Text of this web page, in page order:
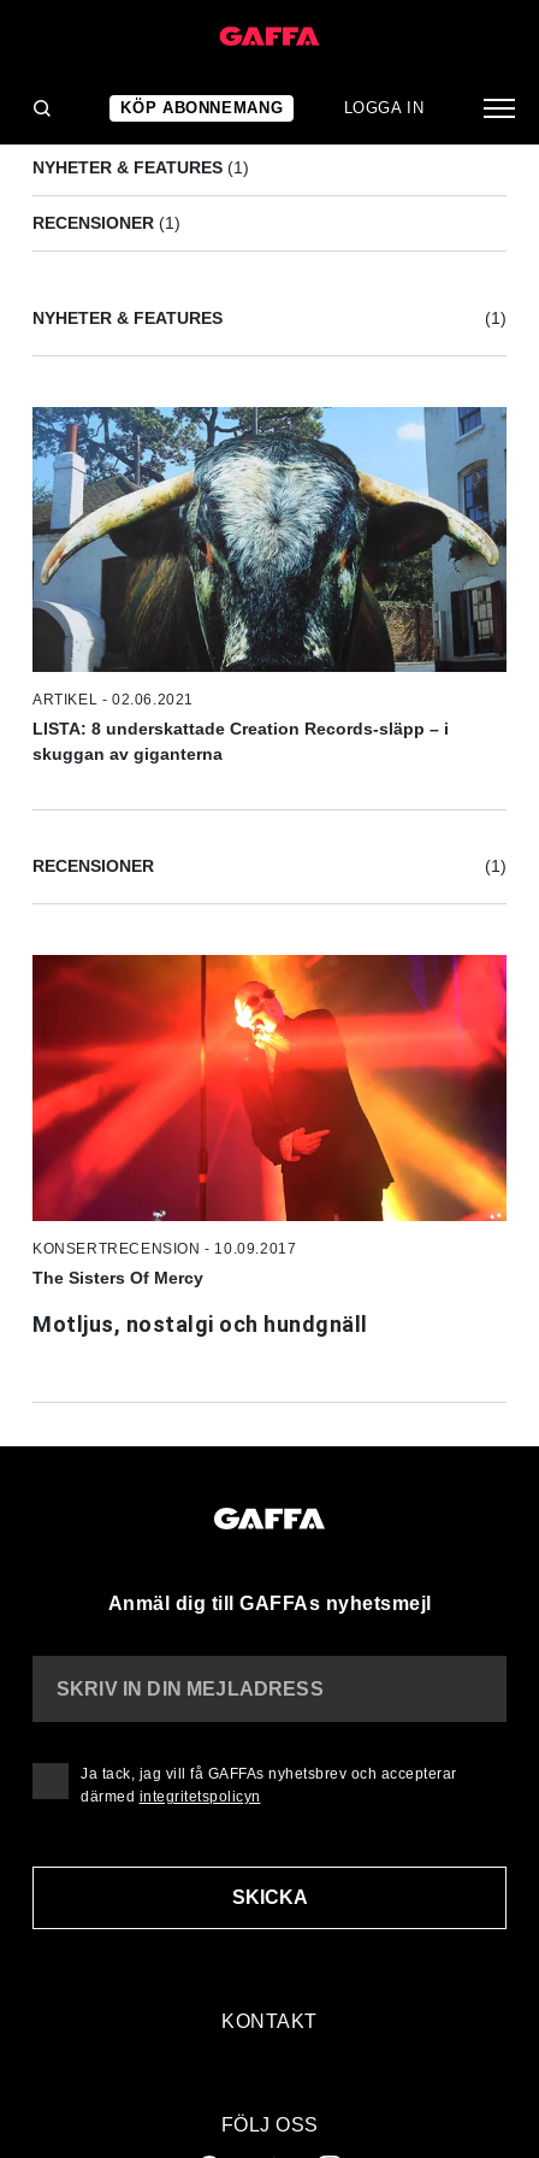
KÖP ABONNEMANG LOGGA IN
NYHETER & FEATURES (1)
RECENSIONER (1)
NYHETER & FEATURES (1)
ARTIKEL - 02.06.2021
LISTA: 8 underskattade Creation Records-släpp – i
skuggan av giganterna
RECENSIONER (1)
KONSERTRECENSION - 10.09.2017
The Sisters Of Mercy
Motljus, nostalgi och hundgnäll
Anmäl dig till GAFFAs nyhetsmejl
KONTAKT
SKRIV IN DIN MEJLADRESS
SKICKA
Ja tack, jag vill få GAFFAs nyhetsbrev och accepterar
därmed integritetspolicyn
FÖLJ OSS